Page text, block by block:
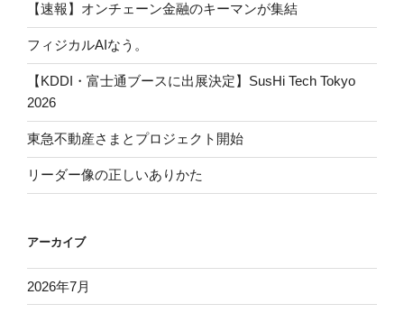
【速報】オンチェーン金融のキーマンが集結
フィジカルAIなう。
【KDDI・富士通ブースに出展決定】SusHi Tech Tokyo
2026
東急不動産さまとプロジェクト開始
リーダー像の正しいありかた
アーカイブ
2026年7月